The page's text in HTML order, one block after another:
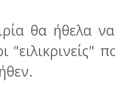
θα ήθελα
"ειλικρινείς"